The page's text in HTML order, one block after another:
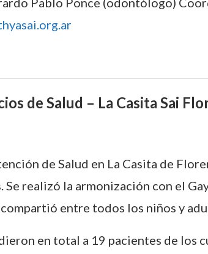
de Salud – La Casita Sai
de Salud en La Casita de
realizó la armonización con el
compartió entre todos los niños y
en total a 19 pacientes de los